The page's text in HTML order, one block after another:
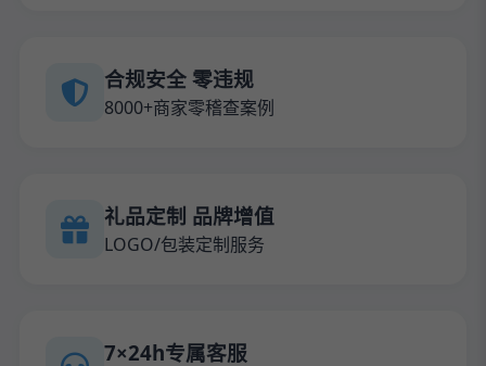
合规安全 零违规
8000+商家零稽查案例
礼品定制 品牌增值
LOGO/包装定制服务
7×24h专属客服